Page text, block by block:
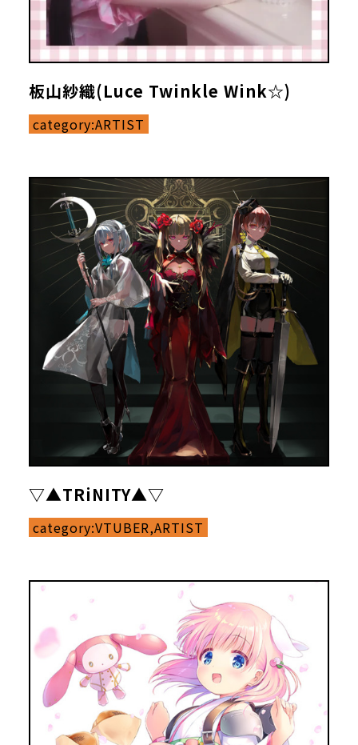
板山紗織(Luce Twinkle Wink☆)
category:ARTIST
▽▲TRiNITY▲▽
category:VTUBER,ARTIST